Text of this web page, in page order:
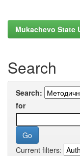
Mukachevo State
Search
Search:
for
Current filters: